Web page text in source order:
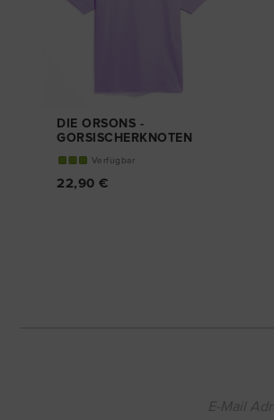
DIE ORSONS -
GORSISCHERKNOTEN
Verfügbar
22,90 €